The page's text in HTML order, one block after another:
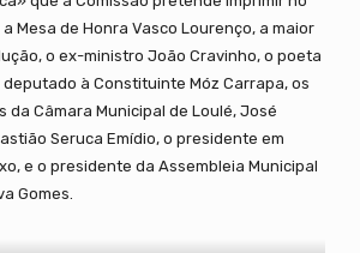
Mesa de Honra Vasco Lourenço, a maior
o ex-ministro João Cravinho, o poeta
deputado à Constituinte Móz Carrapa, os
Câmara Municipal de Loulé, José
Seruca Emídio, o presidente em
e o presidente da Assembleia Municipal
Gomes.